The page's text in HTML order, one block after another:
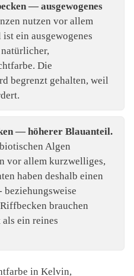
— ausgewogenes
nutzen vor allem
ein ausgewogenes
Die
begrenzt gehalten, weil
— höherer Blauanteil.
Algen
vor allem kurzwelliges,
haben deshalb einen
brauchen
ein reines
in Kelvin,